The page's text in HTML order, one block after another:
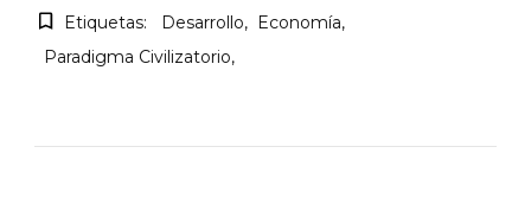
Etiquetas: Desarrollo
Economía
Paradigma Civilizatorio